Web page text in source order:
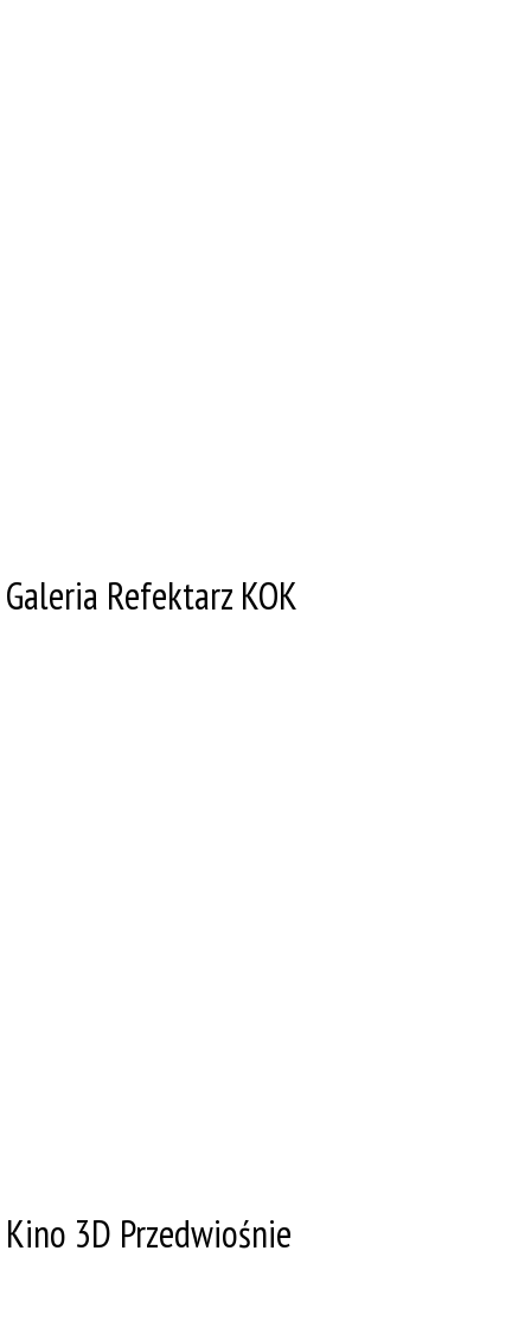
Galeria Refektarz KOK
Kino 3D Przedwiośnie